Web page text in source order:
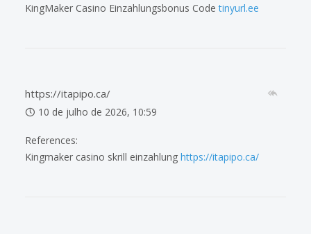
KingMaker Casino Einzahlungsbonus Codetinyurl.ee
https://itapipo.ca/
10 de julho de 2026, 10:59
References:
Kingmaker casino skrill einzahlung https://itapipo.ca/